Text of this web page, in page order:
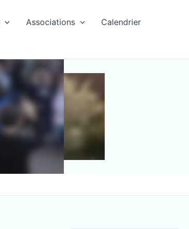
Associations
Calendrier